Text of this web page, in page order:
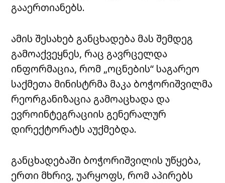
გააერთიანებს.
ამის შესახებ განცხადება მას შემდეგ
გამოაქვეყნეს, რაც გავრცელდა
ინფორმაცია, რომ „ოცნების“ საგარეო
საქმეთა მინისტრმა მაკა ბოჭორიშვილმა
რეორგანიზაცია გამოაცხადა და
ევროინტეგრაციის გენერალურ
დირექტორატს აუქმებდა.
განცხადებაში ბოჭორიშვილის უწყება,
ერთი მხრივ, უარყოფს, რომ აპირებს